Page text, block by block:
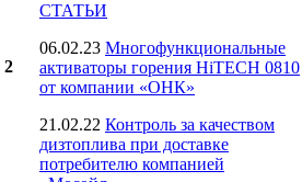
2
СТАТЬИ
06.02.23 Многофункциональные
активаторы горения HiTECH 0810
от компании «ОНК»
21.02.22 Контроль за качеством
дизтоплива при доставке
потребителю компанией